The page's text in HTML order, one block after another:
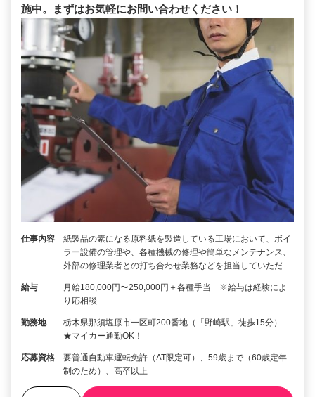
施中。まずはお気軽にお問い合わせください！
仕事内容
紙製品の素になる原料紙を製造している工場において、ボイ
ラー設備の管理や、各種機械の修理や簡単なメンテナンス、
外部の修理業者との打ち合わせ業務などを担当していただ…
給与
月給180,000円〜250,000円＋各種手当 ※給与は経験によ
り応相談
勤務地
栃木県那須塩原市一区町200番地（「野崎駅」徒歩15分）
★マイカー通勤OK！
応募資格
要普通自動車運転免許（AT限定可）、59歳まで（60歳定年
制のため）、高卒以上